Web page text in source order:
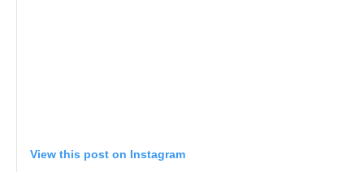
View this post on Instagram